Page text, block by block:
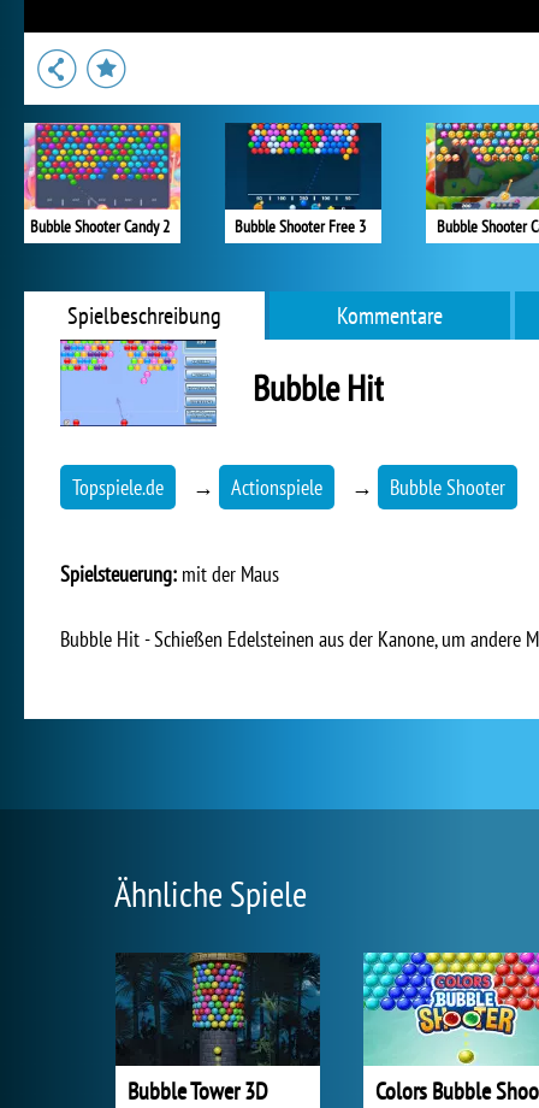
Bubble Shooter Candy 2 Bubble Shooter Free 3 Bubble Shooter
Spielbeschreibung Kommentare
Bubble Hit
Topspiele.de → Actionspiele → Bubble Shooter
Spielsteuerung: mit der Maus
Bubble Hit - Schießen Edelsteinen aus der Kanone, um andere
Ähnliche Spiele
Bubble Tower 3D